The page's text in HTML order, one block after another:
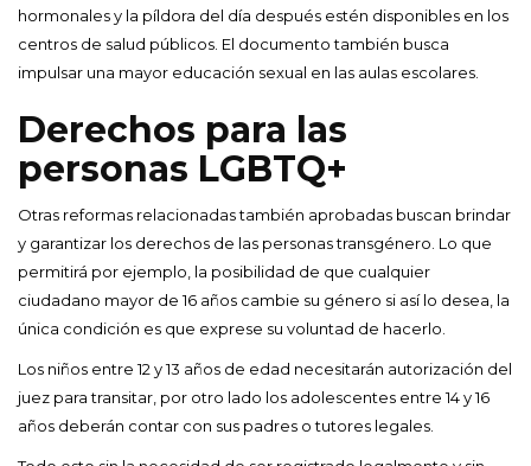
hormonales y la píldora del día después estén disponibles en los
centros de salud públicos. El documento también busca
impulsar una mayor educación sexual en las aulas escolares.
Derechos para las
personas LGBTQ+
Otras reformas relacionadas también aprobadas buscan brindar
y garantizar los derechos de las personas transgénero. Lo que
permitirá por ejemplo, la posibilidad de que cualquier
ciudadano mayor de 16 años cambie su género si así lo desea, la
única condición es que exprese su voluntad de hacerlo.
Los niños entre 12 y 13 años de edad necesitarán autorización del
juez para transitar, por otro lado los adolescentes entre 14 y 16
años deberán contar con sus padres o tutores legales.